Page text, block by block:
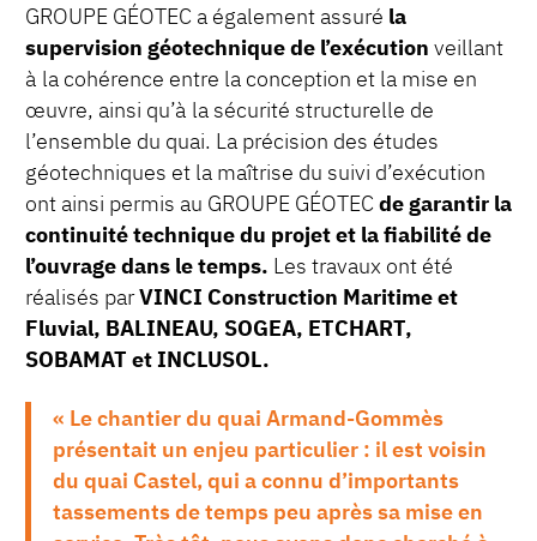
GROUPE GÉOTEC a également assuré la
supervision géotechnique de l’exécution veillant
à la cohérence entre la conception et la mise en
œuvre, ainsi qu’à la sécurité structurelle de
l’ensemble du quai. La précision des études
géotechniques et la maîtrise du suivi d’exécution
ont ainsi permis au GROUPE GÉOTEC de garantir la
continuité technique du projet et la fiabilité de
l’ouvrage dans le temps. Les travaux ont été
réalisés parVINCI Construction Maritime et
Fluvial, BALINEAU, SOGEA, ETCHART,
SOBAMAT et INCLUSOL.
« Le chantier du quai Armand-Gommès
présentait un enjeu particulier : il est voisin
du quai Castel, qui a connu d’importants
tassements de temps peu après sa mise en